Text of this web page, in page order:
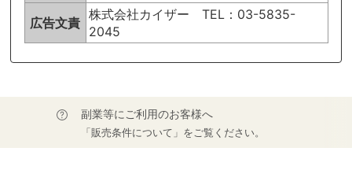
広告文責
株式会社カイザー TEL：03-5835-
2045
副業等にご利用のお客様へ
「販売条件について」をご覧ください。